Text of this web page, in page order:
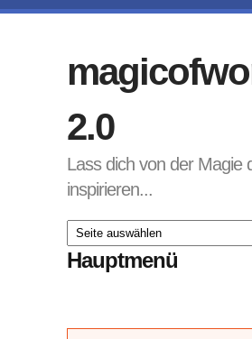
2.0
Lass dich von der Magie
inspirieren...
Hauptmenü